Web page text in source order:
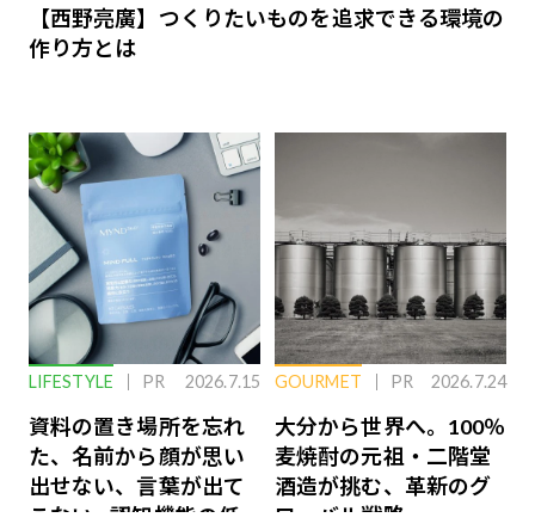
【西野亮廣】つくりたいものを追求できる環境の
作り方とは
LIFESTYLE PR 2026.7.15
資料の置き場所を忘れ
た、名前から顔が思い
出せない、言葉が出て
こない…認知機能の低
GOURMET PR 2026.7.24
大分から世界へ。100％
麦焼酎の元祖・二階堂
酒造が挑む、革新のグ
ローバル戦略